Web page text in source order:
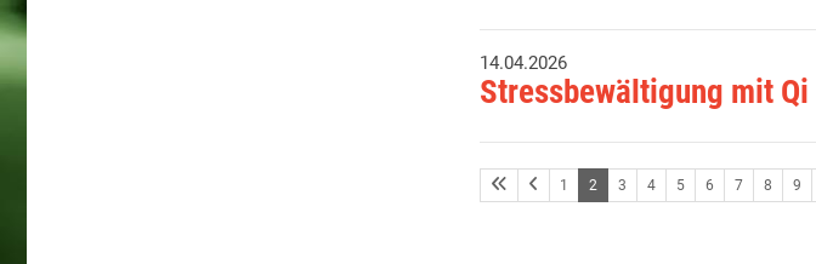
14.04.2026
Stressbewältigung mit Qi
1 2 3 4 5 6 7 8 9